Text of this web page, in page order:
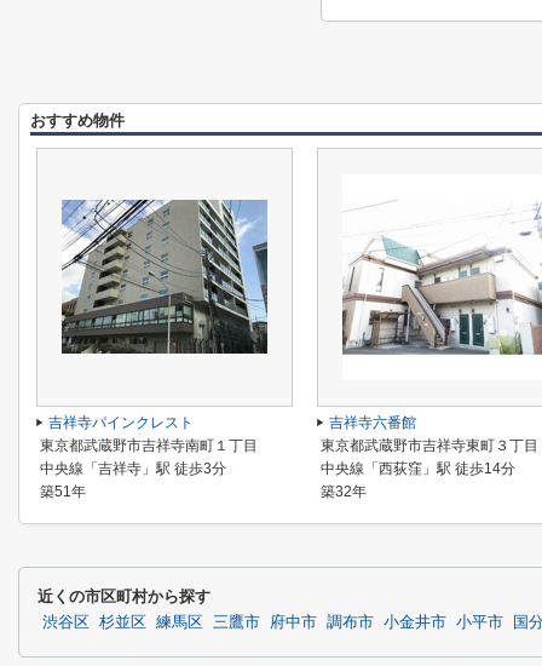
おすすめ物件
吉祥寺パインクレスト
東京都武蔵野市吉祥寺南町１丁目
中央線「吉祥寺」駅 徒歩3分
築51年
吉祥寺六番館
東京都武蔵野市吉祥寺東町３丁目
中央線「西荻窪」駅 徒歩14分
築32年
近くの市区町村から探す
渋谷区 杉並区 練馬区 三鷹市 府中市 調布市 小金井市 小平市 国